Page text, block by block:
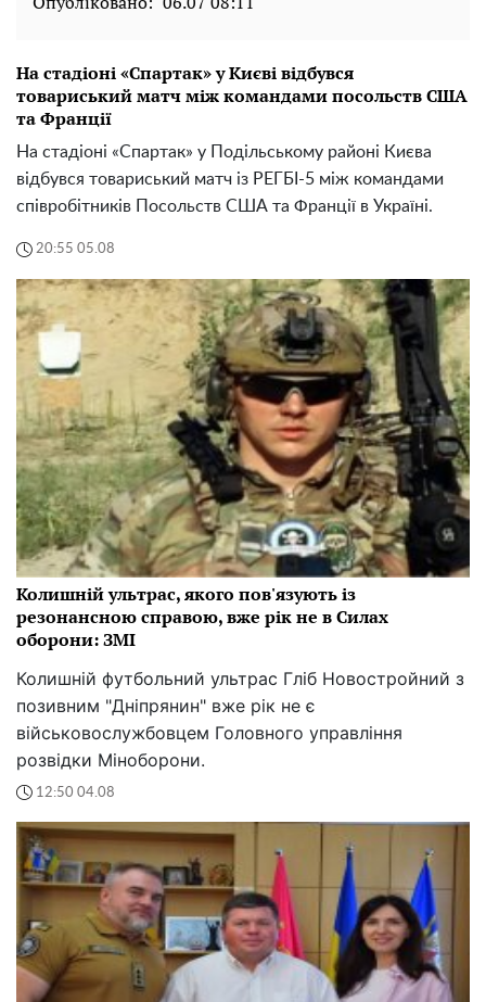
На стадіоні «Спартак» у Києві відбувся
товариський матч між командами посольств США
та Франції
На стадіоні «Спартак» у Подільському районі Києва
відбувся товариський матч із РЕГБІ-5 між командами
співробітників Посольств США та Франції в Україні.
20:55 05.08
Колишній ультрас, якого пов'язують із
резонансною справою, вже рік не в Силах
оборони: ЗМІ
Колишній футбольний ультрас Гліб Новостройний з
позивним "Дніпрянин" вже рік не є
військовослужбовцем Головного управління
розвідки Міноборони.
12:50 04.08